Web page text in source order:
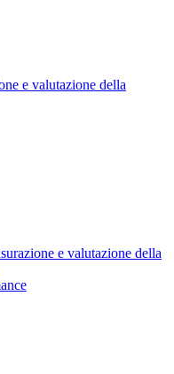
e valutazione della
e valutazione della